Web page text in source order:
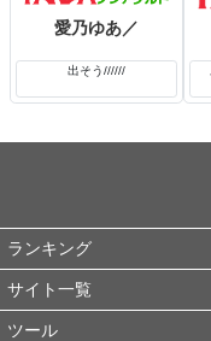
愛乃ゆあ／
出そう//////
ランキング
サイト一覧
ツール